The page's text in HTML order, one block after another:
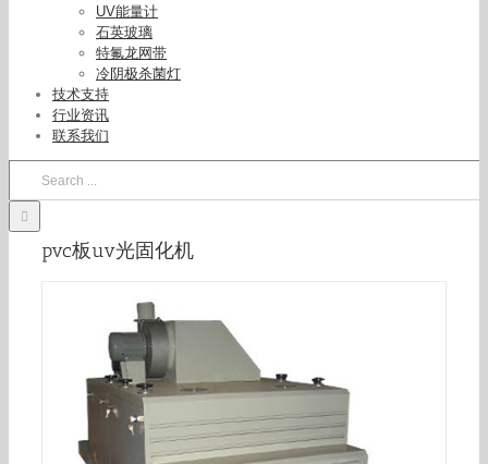
UV能量计
石英玻璃
特氟龙网带
冷阴极杀菌灯
技术支持
行业资讯
联系我们
pvc板uv光固化机
uv光固化机_PVC板uv光固化机天勤牌.现货光固机